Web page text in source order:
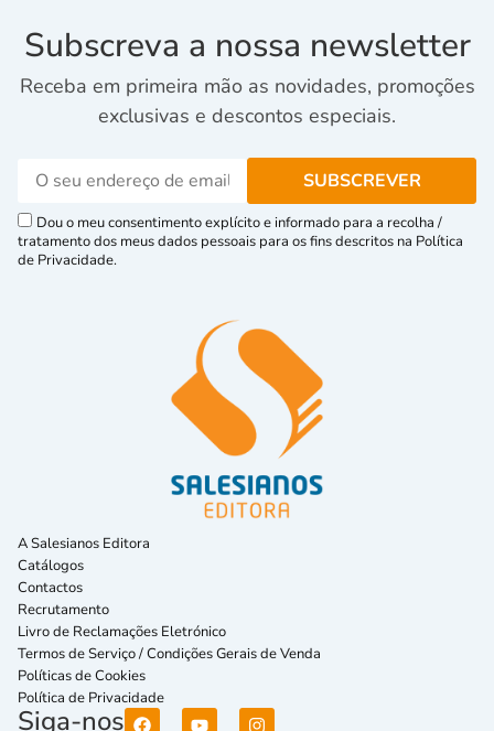
Subscreva a nossa newsletter
Receba em primeira mão as novidades, promoções
exclusivas e descontos especiais.
Dou o meu consentimento explícito e informado para a recolha /
tratamento dos meus dados pessoais para os fins descritos na Política
de Privacidade.
A Salesianos Editora
Catálogos
Contactos
Recrutamento
Livro de Reclamações Eletrónico
Termos de Serviço / Condições Gerais de Venda
Políticas de Cookies
Política de Privacidade
Siga-nos